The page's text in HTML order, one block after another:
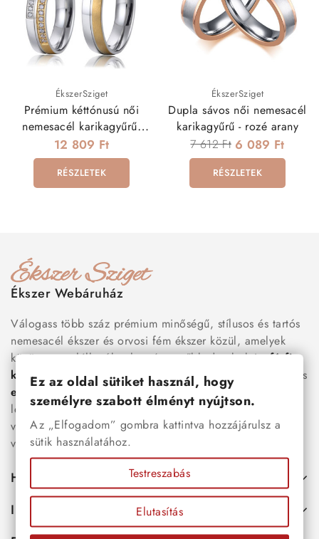
ÉkszerSziget
Prémium kéttónusú női
nemesacél karikagyűrű,
cirkónia kövekkel
12 809 Ft
RÉSZLETEK
ÉkszerSziget
Dupla sávos női nemesacél
karikagyűrű - rozé arany
7 612 Ft 6 089 Ft
RÉSZLETEK
Ékszer Webáruház
Válogass több száz prémium minőségű, stílusos és tartós
nemesacél ékszer és orvosi fém ékszer közül, amelyek
között megtalálhatók a legnépszerűbb darabok is:férfi
karkötők
, női nyakláncok , karikagyűrűk
és
esküvői kiegészítőkegyaránt. Webáruházunkban a
legújabb trendeket követő, mégis időtálló ékszerek közül
választhatsz – legyen szó ajándékról, mindennapi
viseletről vagy különleges alkalmakról.
Hasznos
Információk
Ez az oldal sütiket használ, hogy
személyre szabott élményt nyújtson.
Az „Elfogadom” gombra kattintva hozzájárulsz a
sütik használatához.
Testreszabás
Elutasítás